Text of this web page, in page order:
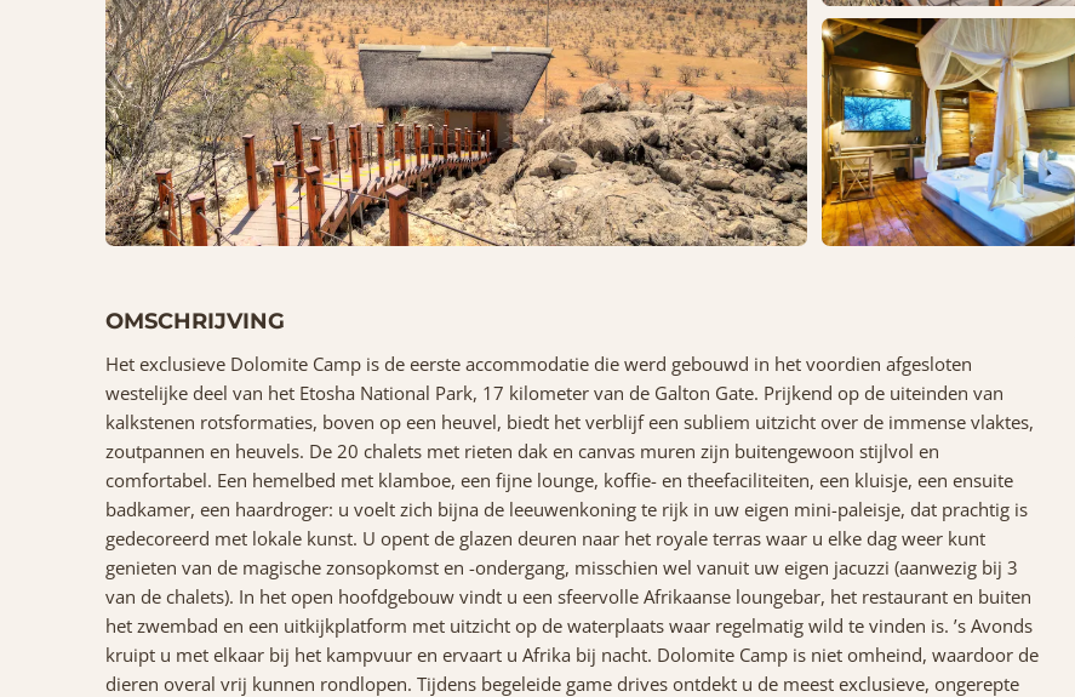
OMSCHRIJVING
Het exclusieve Dolomite Camp is de eerste accommodatie die werd gebouwd in het voordien afgesloten
westelijke deel van het Etosha National Park, 17 kilometer van de Galton Gate. Prijkend op de uiteinden van
kalkstenen rotsformaties, boven op een heuvel, biedt het verblijf een subliem uitzicht over de immense vlaktes,
zoutpannen en heuvels. De 20 chalets met rieten dak en canvas muren zijn buitengewoon stijlvol en
comfortabel. Een hemelbed met klamboe, een fijne lounge, koffie- en theefaciliteiten, een kluisje, een ensuite
badkamer, een haardroger: u voelt zich bijna de leeuwenkoning te rijk in uw eigen mini-paleisje, dat prachtig is
gedecoreerd met lokale kunst. U opent de glazen deuren naar het royale terras waar u elke dag weer kunt
genieten van de magische zonsopkomst en -ondergang, misschien wel vanuit uw eigen jacuzzi (aanwezig bij 3
van de chalets). In het open hoofdgebouw vindt u een sfeervolle Afrikaanse loungebar, het restaurant en buiten
het zwembad en een uitkijkplatform met uitzicht op de waterplaats waar regelmatig wild te vinden is. ’s Avonds
kruipt u met elkaar bij het kampvuur en ervaart u Afrika bij nacht. Dolomite Camp is niet omheind, waardoor de
dieren overal vrij kunnen rondlopen. Tijdens begeleide game drives ontdekt u de meest exclusieve, ongerepte